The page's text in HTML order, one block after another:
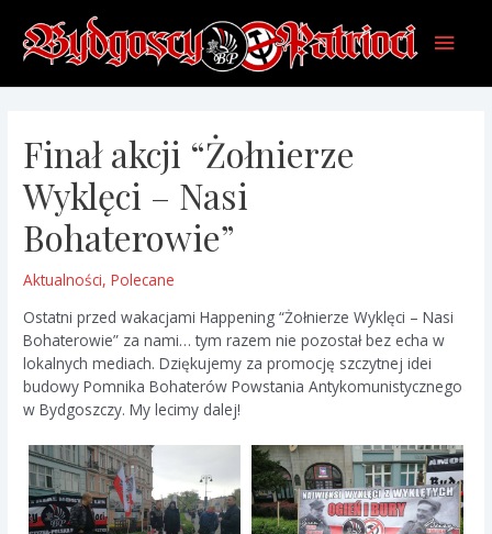
content
Main
Finał akcji “Żołnierze
Wyklęci – Nasi
Bohaterowie”
Aktualności,Polecane
Ostatni przed wakacjami Happening “Żołnierze Wyklęci – Nasi
Bohaterowie” za nami… tym razem nie pozostał bez echa w
lokalnych mediach. Dziękujemy za promocję szczytnej idei
budowy Pomnika Bohaterów Powstania Antykomunistycznego
w Bydgoszczy. My lecimy dalej!